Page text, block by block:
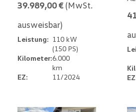
39.989,00 € (MwSt.
ausweisbar)
Leistung: 110 kW
(150 PS)
Kilometer:6.000
km
EZ:
11/2024